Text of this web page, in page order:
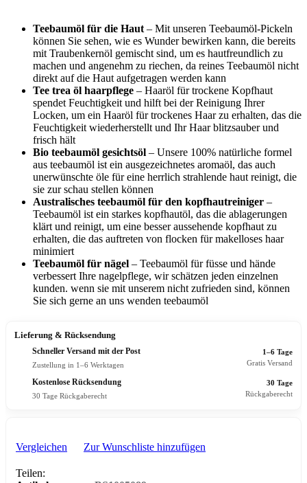
Teebaumöl für die Haut – Mit unseren Teebaumöl-Pickeln
können Sie sehen, wie es Wunder bewirken kann, die bereits
mit Traubenkernöl gemischt sind, um es hautfreundlich zu
machen und angenehm zu riechen, da reines Teebaumöl nicht
direkt auf die Haut aufgetragen werden kann
Tee trea öl haarpflege – Haaröl für trockene Kopfhaut
spendet Feuchtigkeit und hilft bei der Reinigung Ihrer
Locken, um ein Haaröl für trockenes Haar zu erhalten, das die
Feuchtigkeit wiederherstellt und Ihr Haar blitzsauber und
frisch hält
Bio teebaumöl gesichtsöl – Unsere 100% natürliche formel
aus teebaumöl ist ein ausgezeichnetes aromaöl, das auch
unerwünschte öle für eine herrlich strahlende haut reinigt, die
sie zur schau stellen können
Australisches teebaumöl für den kopfhautreiniger –
Teebaumöl ist ein starkes kopfhautöl, das die ablagerungen
klärt und reinigt, um eine besser aussehende kopfhaut zu
erhalten, die das auftreten von flocken für makelloses haar
minimiert
Teebaumöl für nägel – Teebaumöl für füsse und hände
verbessert Ihre nagelpflege, wir schätzen jeden einzelnen
kunden. wenn sie mit unserem nicht zufrieden sind, können
Sie sich gerne an uns wenden teebaumöl
Lieferung & Rücksendung
Schneller Versand mit der Post
Zustellung in 1–6 Werktagen
1–6 Tage
Gratis Versand
Kostenlose Rücksendung
30 Tage Rückgaberecht
30 Tage
Rückgaberecht
Vergleichen Zur Wunschliste hinzufügen
Teilen: